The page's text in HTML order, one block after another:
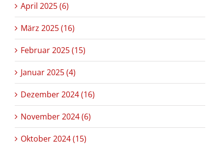
April 2025 (6)
März 2025 (16)
Februar 2025 (15)
Januar 2025 (4)
Dezember 2024 (16)
November 2024 (6)
Oktober 2024 (15)